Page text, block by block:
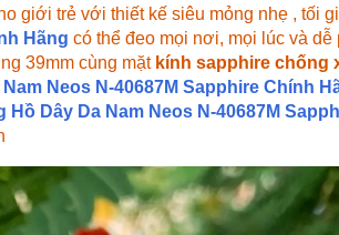
giới trẻ với thiết kế siêu mỏng nhẹ , tối
Hãng có thể đeo mọi nơi, mọi lúc và
39mm cùng mặt kính sapphire chống
Neos N-40687M Sapphire Chính
Hồ Dây Da Nam Neos N-40687M